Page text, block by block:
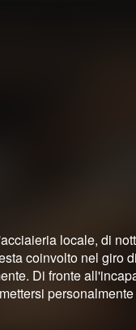
locale, di
coinvolto nel giro di
Di fronte